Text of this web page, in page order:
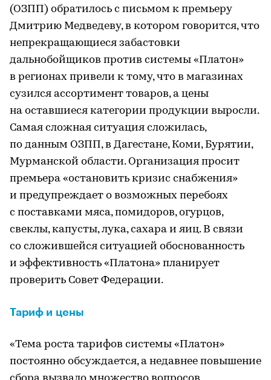
(ОЗПП) обратилось с письмом к премьеру
Дмитрию Медведеву, в котором говорится, что
непрекращающиеся забастовки
дальнобойщиков против системы «Платон»
в регионах привели к тому, что в магазинах
сузился ассортимент товаров, а цены
на оставшиеся категории продукции выросли.
Самая сложная ситуация сложилась,
по данным ОЗПП, в Дагестане, Коми, Бурятии,
Мурманской области. Организация просит
премьера «остановить кризис снабжения»
и предупреждает о возможных перебоях
с поставками мяса, помидоров, огурцов,
свеклы, капусты, лука, сахара и яиц. В связи
со сложившейся ситуацией обоснованность
и эффективность «Платона» планирует
проверить Совет Федерации.
Тариф и цены
«Тема роста тарифов системы «Платон»
постоянно обсуждается, а недавнее повышение